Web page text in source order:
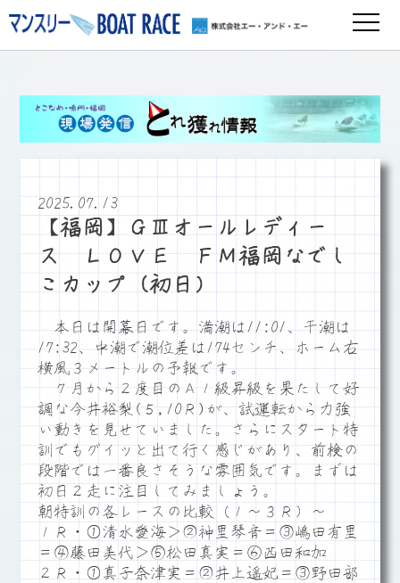
2025.07.13
【福岡】ＧⅢオールレディー
ス ＬＯＶＥ ＦＭ福岡なでし
こカップ（初日）
本日は開幕日です。満潮は11:01、干潮は
17:32、中潮で潮位差は174センチ、ホーム右
横風３メートルの予報です。
７月から２度目のＡ１級昇級を果たして好
調な今井裕梨(５,10Ｒ)が、試運転から力強
い動きを見せていました。さらにスタート特
訓でもグイッと出て行く感じがあり、前検の
段階では一番良さそうな雰囲気です。まずは
初日２走に注目してみましょう。
朝特訓の各レースの比較（１～３Ｒ）～
１Ｒ・①清水愛海＞②神里琴音＝③嶋田有里
＝④藤田美代＞⑤松田真実＝⑥西田和加
２Ｒ・①真子奈津実＝②井上遥妃＝③野田部